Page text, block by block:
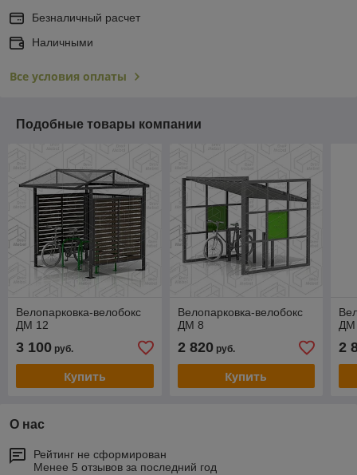
Безналичный расчет
Наличными
Все условия оплаты
Подобные товары компании
Велопарковка-велобокс
ДМ 12
3 100 руб.
Купить
Велопарковка-велобокс
ДМ 8
2 820руб.
Купить
ДМ
2
О нас
Рейтинг не сформирован
Менее 5 отзывов за последний год